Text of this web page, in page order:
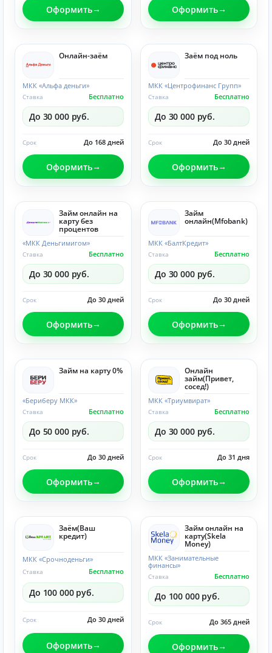
Оформить Оформить
Онлайн-заём
МКК «Альфа деньги»
Бесплатно
Ставка
До 30 000 руб.
До 168 дней
Срок
Оформить
Заём под ноль
МКК «Центрофинанс Групп»
Бесплатно
Ставка
До 30 000 руб.
До 30 дней
Срок
Оформить
Займ онлайн на
карту без
процентов
«МКК Деньгимигом»
Бесплатно
Ставка
До 30 000 руб.
До 30 дней
Срок
Оформить
Займ
онлайн(Mfobank)
МКК «БалтКредит»
Бесплатно
Ставка
До 30 000 руб.
До 30 дней
Срок
Оформить
Займ на карту 0%
«Бериберу МКК»
Бесплатно
Ставка
До 50 000 руб.
До 30 дней
Срок
Оформить
Онлайн
займ(Привет,
сосед!)
МКК «Триумвират»
Бесплатно
Ставка
До 30 000 руб.
До 31 дня
Срок
Оформить
Заём(Ваш
кредит)
МКК «Срочноденьги»
Бесплатно
Ставка
До 100 000 руб.
До 30 дней
Срок
Оформить
Займ онлайн на
карту(Skela
Money)
МКК «Занимательные
финансы»
Бесплатно
Ставка
До 100 000 руб.
До 365 дней
Срок
Оформить